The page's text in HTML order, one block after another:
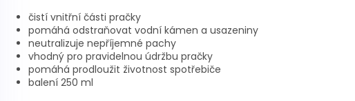
čistí vnitřní části pračky
pomáhá odstraňovat vodní kámen a usazeniny
neutralizuje nepříjemné pachy
vhodný pro pravidelnou údržbu pračky
pomáhá prodloužit životnost spotřebiče
balení 250 ml